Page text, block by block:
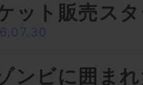
ット販売ス
ゾンビに囲ま